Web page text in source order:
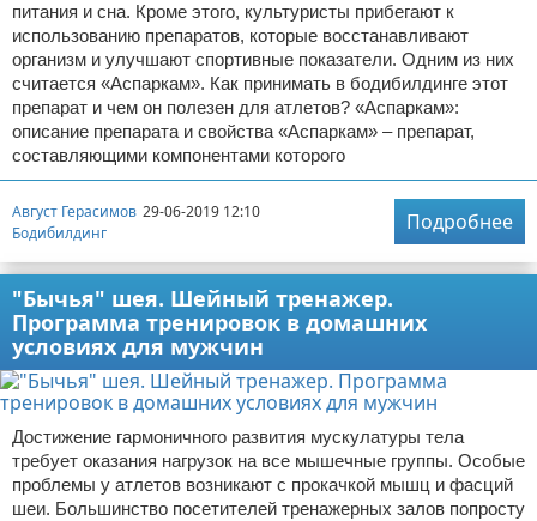
питания и сна. Кроме этого, культуристы прибегают к
использованию препаратов, которые восстанавливают
организм и улучшают спортивные показатели. Одним из них
считается «Аспаркам». Как принимать в бодибилдинге этот
препарат и чем он полезен для атлетов? «Аспаркам»:
описание препарата и свойства «Аспаркам» – препарат,
составляющими компонентами которого
Август Герасимов 29-06-2019 12:10
Бодибилдинг
Подробнее
"Бычья" шея. Шейный тренажер.
Программа тренировок в домашних
условиях для мужчин
Достижение гармоничного развития мускулатуры тела
требует оказания нагрузок на все мышечные группы. Особые
проблемы у атлетов возникают с прокачкой мышц и фасций
шеи. Большинство посетителей тренажерных залов попросту